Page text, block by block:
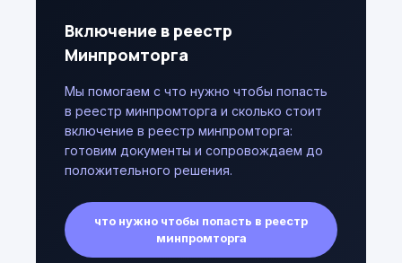
Включение в реестр
Минпромторга
Мы помогаем с что нужно чтобы попасть
в реестр минпромторга и сколько стоит
включение в реестр минпромторга:
готовим документы и сопровождаем до
положительного решения.
что нужно чтобы попасть в реестр
минпромторга